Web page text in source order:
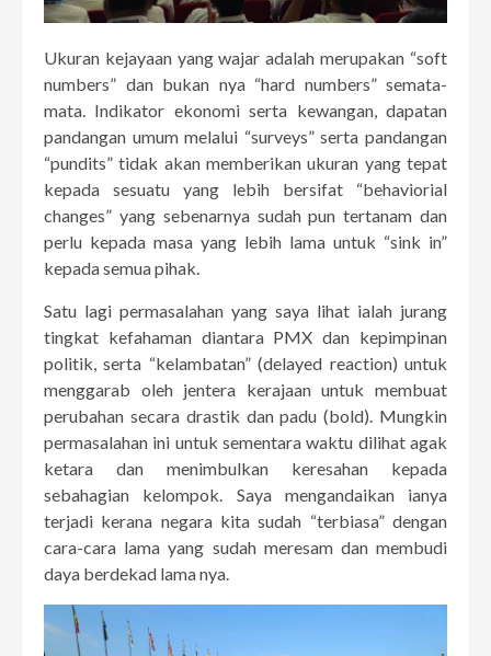
Ukuran kejayaan yang wajar adalah merupakan “soft
numbers” dan bukan nya “hard numbers” semata-
mata. Indikator ekonomi serta kewangan, dapatan
pandangan umum melalui “surveys” serta pandangan
“pundits” tidak akan memberikan ukuran yang tepat
kepada sesuatu yang lebih bersifat “behaviorial
changes” yang sebenarnya sudah pun tertanam dan
perlu kepada masa yang lebih lama untuk “sink in”
kepada semua pihak.
Satu lagi permasalahan yang saya lihat ialah jurang
tingkat kefahaman diantara PMX dan kepimpinan
politik, serta “kelambatan” (delayed reaction) untuk
menggarab oleh jentera kerajaan untuk membuat
perubahan secara drastik dan padu (bold). Mungkin
permasalahan ini untuk sementara waktu dilihat agak
ketara dan menimbulkan keresahan kepada
sebahagian kelompok. Saya mengandaikan ianya
terjadi kerana negara kita sudah “terbiasa” dengan
cara-cara lama yang sudah meresam dan membudi
daya berdekad lama nya.